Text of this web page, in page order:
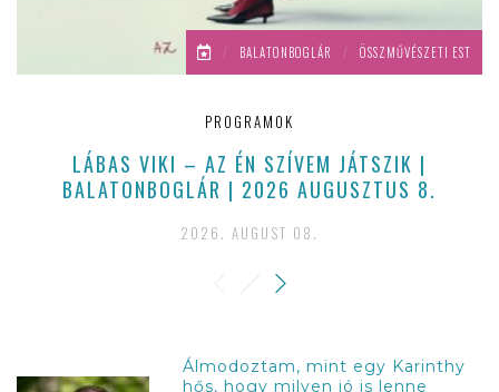
/ BALATONBOGLÁR / ÖSSZMŰVÉSZETI EST
PROGRAMOK
LÁBAS VIKI – AZ ÉN SZÍVEM JÁTSZIK |
BALATONBOGLÁR | 2026 AUGUSZTUS 8.
2026. AUGUST 08.
Álmodoztam, mint egy Karinthy
hős, hogy milyen jó is lenne